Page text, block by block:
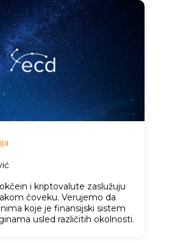
i kriptovalute zaslužuju
čoveku. Verujemo da
koje je finansijski sistem
usled različitih okolnosti.